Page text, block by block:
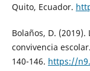
Quito, Ecuador.
Bolaños, D.
convivencia
140-146. https://